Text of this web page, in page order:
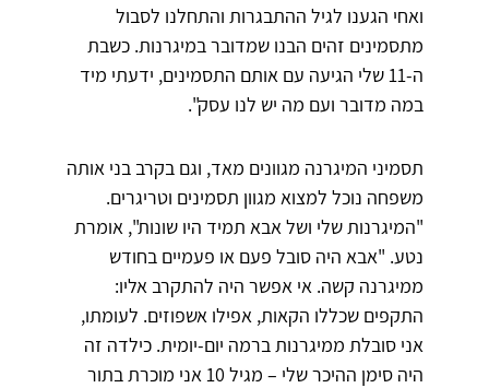
ואחי הגענו לגיל ההתבגרות והתחלנו לסבול
מתסמינים זהים הבנו שמדובר במיגרנות. כשבת
ה-11 שלי הגיעה עם אותם התסמינים, ידעתי מיד
במה מדובר ועם מה יש לנו עסק".
תסמיני המיגרנה מגוונים מאד, וגם בקרב בני אותה
משפחה נוכל למצוא מגוון תסמינים וטריגרים.
"המיגרנות שלי ושל אבא תמיד היו שונות", אומרת
נטע. "אבא היה סובל פעם או פעמיים בחודש
ממיגרנה קשה. אי אפשר היה להתקרב אליו:
התקפים שכללו הקאות, אפילו אשפוזים. לעומתו,
אני סובלת ממיגרנות ברמה יום-יומית. כילדה זה
היה סימן ההיכר שלי – מגיל 10 אני מוכרת בתור